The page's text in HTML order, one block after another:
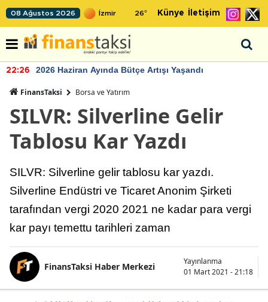
08 Ağustos 2026 26° Künye İletişim
22:26 2026 Haziran Ayında Bütçe Artışı Yaşandı
FinansTaksi Borsa ve Yatırım
SILVR: Silverline Gelir
Tablosu Kar Yazdı
SILVR: Silverline gelir tablosu kar yazdı.
Silverline Endüstri ve Ticaret Anonim Şirketi
tarafından vergi 2020 2021 ne kadar para vergi
kar payı temettu tarihleri zaman
FinansTaksi Haber Merkezi
Yayınlanma
01 Mart 2021 - 21:18